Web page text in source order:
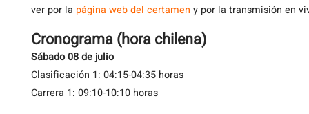
ver por la página web del certamen y por la transmisión en
Cronograma (hora chilena)
Sábado 08 de julio
Clasificación 1: 04:15-04:35 horas
Carrera 1: 09:10-10:10 horas